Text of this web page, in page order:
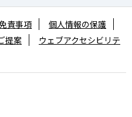
責事項
個人情報の保護
提案
ウェブアクセシビリテ